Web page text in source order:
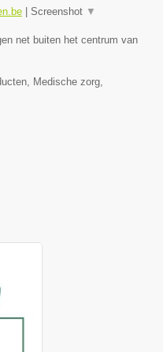
Screenshot ▼
net buiten het centrum van
Medische zorg,